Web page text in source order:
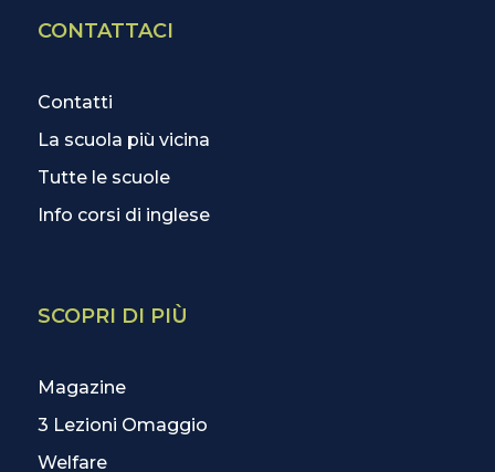
CONTATTACI
Contatti
La scuola più vicina
Tutte le scuole
Info corsi di inglese
SCOPRI DI PIÙ
Magazine
3 Lezioni Omaggio
Welfare